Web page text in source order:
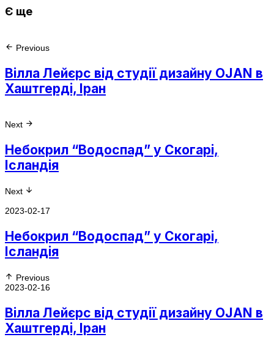
Є ще
Previous
Вілла Лейєрс від студії дизайну OJAN в
Хаштгерді, Іран
Next
Небокрил “Водоспад” у Скогарі,
Ісландія
Next
2023-02-17
Небокрил “Водоспад” у Скогарі,
Ісландія
Previous
2023-02-16
Вілла Лейєрс від студії дизайну OJAN в
Хаштгерді, Іран